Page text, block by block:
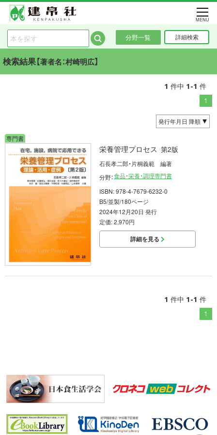
分野一覧 詳細検索
MENU
検索結果【著者名：村崎明広】
1 件中 1-1 件
1
専門書
栄養管理プロセス 第2版
石長孝二郎・片桐義範 編著
分野：食品・栄養・調理専門書
ISBN: 978-4-7679-6232-0
B5/並製/180ページ
2024年12月20日 発行
定価: 2,970円
詳細を見る
1 件中 1-1 件
1